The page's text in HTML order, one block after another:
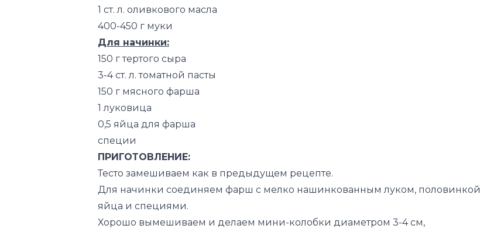
1 ст. л. оливкового масла
400-450 г муки
Для начинки:
150 г тертого сыра
3-4 ст. л. томатной пасты
150 г мясного фарша
1 луковица
0,5 яйца для фарша
специи
ПРИГОТОВЛЕНИЕ:
Тесто замешиваем как в предыдущем рецепте.
Для начинки соединяем фарш с мелко нашинкованным луком, половинкой
яйца и специями.
Хорошо вымешиваем и делаем мини-колобки диаметром 3-4 см,